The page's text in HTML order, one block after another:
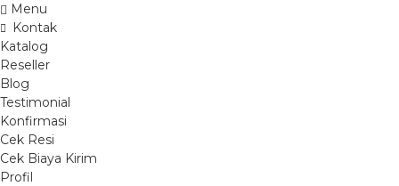
Menu
Kontak
Katalog
Reseller
Blog
Testimonial
Konfirmasi
Cek Resi
Cek Biaya Kirim
Profil